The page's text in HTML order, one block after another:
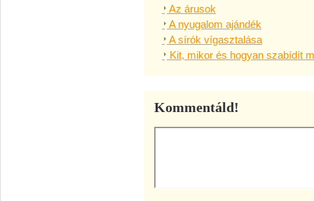
Az árusok
A nyugalom ajándék
A sírók vígasztalása
Kit, mikor és hogyan szabídít
Kommentáld!